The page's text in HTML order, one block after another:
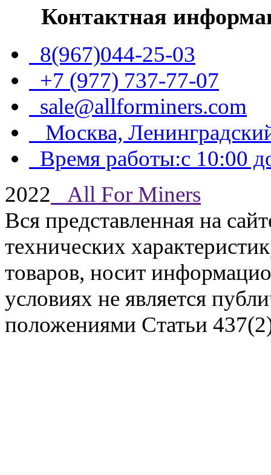
Контактная
8(967)044-25-03
+7 (977) 737-77-07
sale@allforminers.com
Москва,
Время работы:с 10:00
2022
All For Miners
Вся представленная на
технических
товаров, носит
условиях не является
положениями Статьи